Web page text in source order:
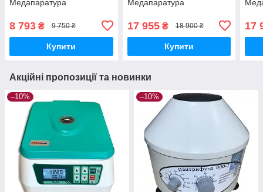
Медапаратура
8 793 ₴ 9 750 ₴
Купити
Медапаратура
17 955₴ 18 900 ₴
Купити
17
Акційні пропозиції та новинки
–10% –10%